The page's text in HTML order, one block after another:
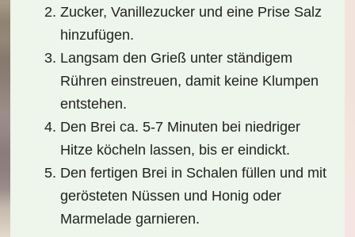
Zucker, Vanillezucker und eine Prise Salz
hinzufügen.
Langsam den Grieß unter ständigem
Rühren einstreuen, damit keine Klumpen
entstehen.
Den Brei ca. 5-7 Minuten bei niedriger
Hitze köcheln lassen, bis er eindickt.
Den fertigen Brei in Schalen füllen und mit
gerösteten Nüssen und Honig oder
Marmelade garnieren.